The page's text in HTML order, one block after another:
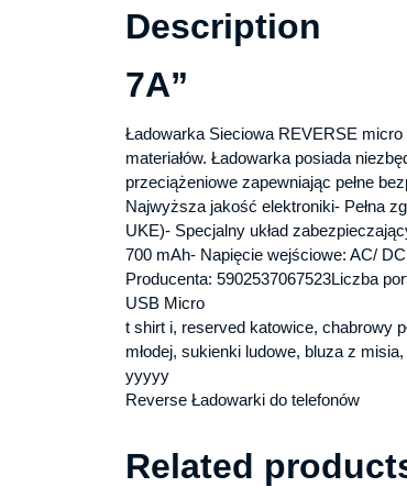
Description
7A”
Ładowarka Sieciowa REVERSE
materiałów. Ładowarka posiada
przeciążeniowe zapewniając pełne
Najwyższa jakość elektroniki- Pełna
UKE)- Specjalny układ
700 mAh- Napięcie wejściowe: AC/
Producenta: 5902537067523Liczba
USB Micro
t shirt i, reserved katowice, chabrowy
młodej, sukienki ludowe, bluza z
yyyyy
Reverse Ładowarki do telefonów
Related